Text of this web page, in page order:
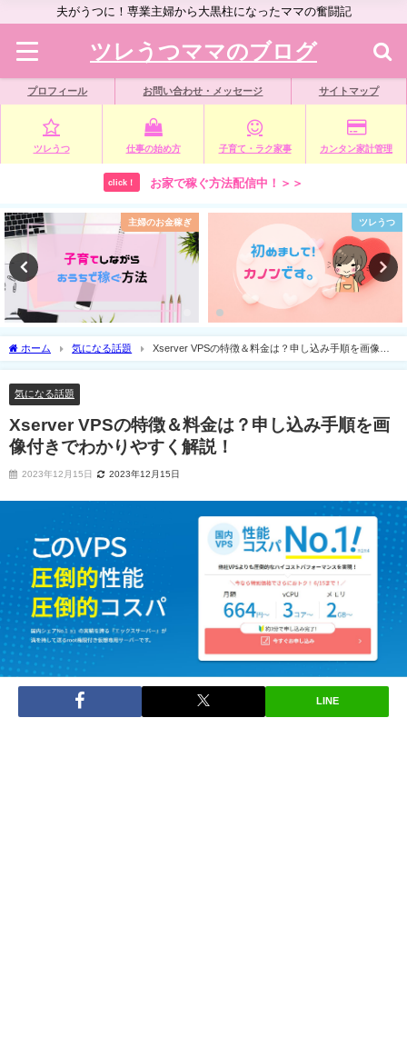
夫がうつに！専業主婦から大黒柱になったママの奮闘記
ツレうつママのブログ
プロフィール お問い合わせ・メッセージ サイトマップ
ツレうつ 仕事の始め方 子育て・ラク家事 カンタン家計管理
click！ お家で稼ぐ方法配信中！＞＞
主婦のお金稼ぎ ツレうつ
ホーム 気になる話題
Xserver VPSの特徴＆料金は？申し込み手順を画像付
きでわかりやすく解説！
気になる話題
Xserver VPSの特徴＆料金は？申し込み手順を画
像付きでわかりやすく解説！
2023年12月15日 2023年12月15日
LINE